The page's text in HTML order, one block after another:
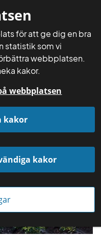
för att ge dig en bra
statistik som vi
webbplatsen.
kakor.
webbplatsen
kakor
kakor
Mina sidor